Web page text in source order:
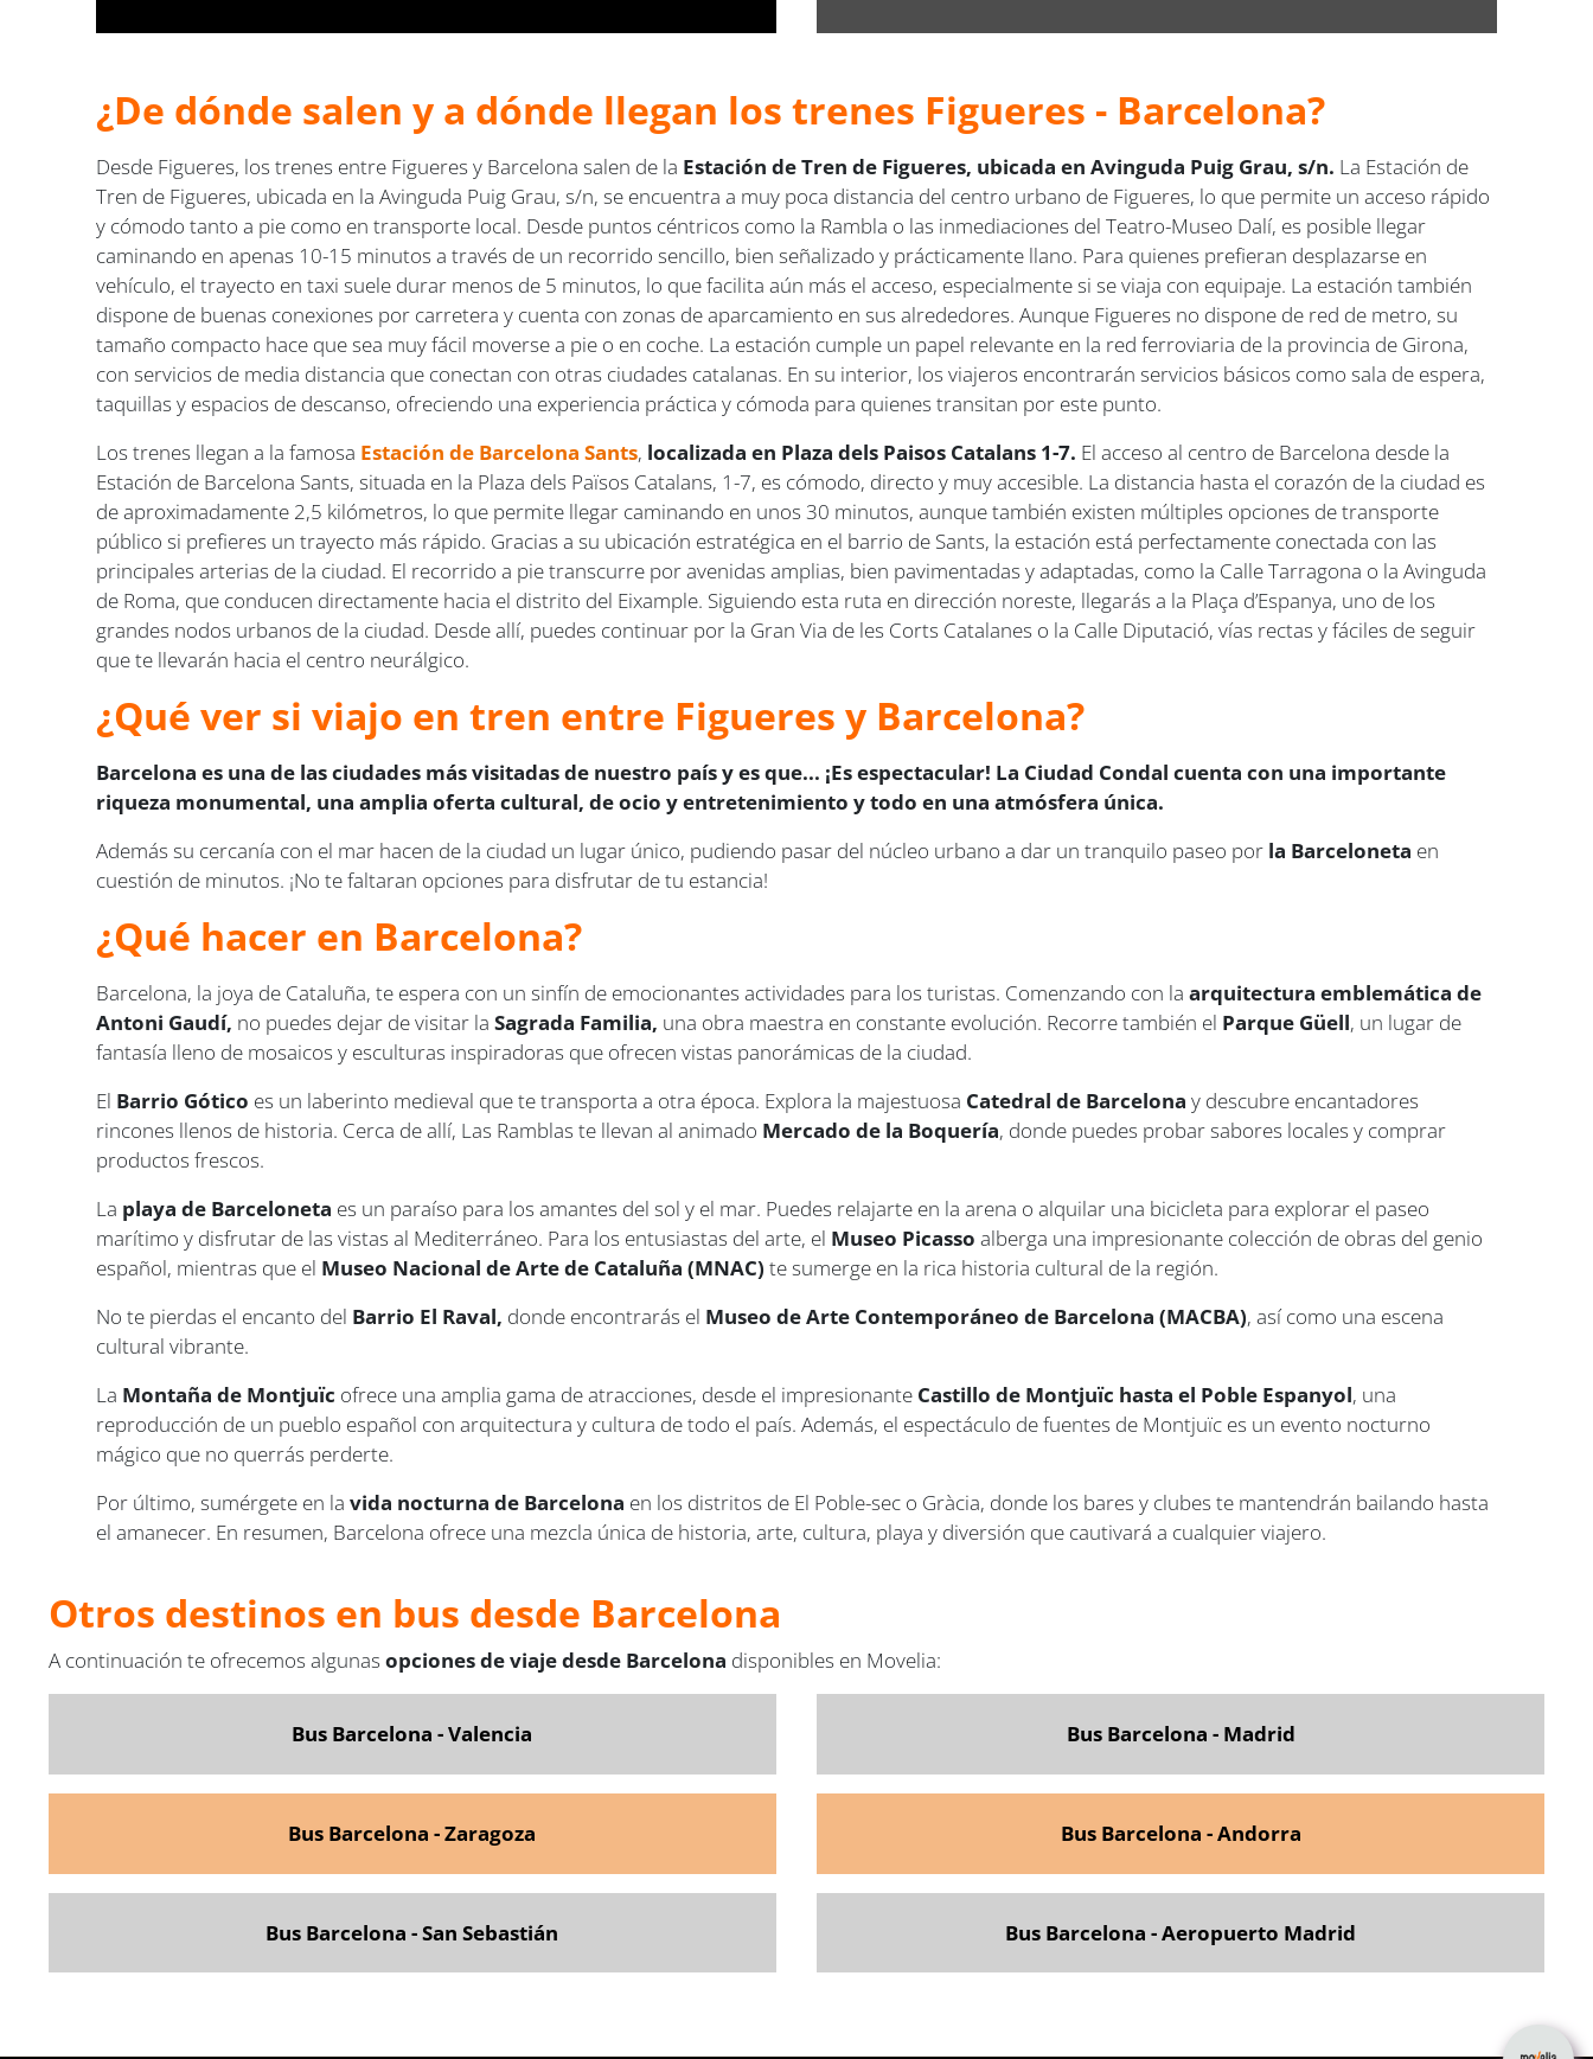
¿De dónde salen y a dónde llegan los trenes Figueres - Barcelona?
Desde Figueres, los trenes entre Figueres y Barcelona salen de la Estación de Tren de Figueres, ubicada en Avinguda Puig Grau, s/n. La Estación de
Tren de Figueres, ubicada en la Avinguda Puig Grau, s/n, se encuentra a muy poca distancia del centro urbano de Figueres, lo que permite un acceso rápido
y cómodo tanto a pie como en transporte local. Desde puntos céntricos como la Rambla o las inmediaciones del Teatro-Museo Dalí, es posible llegar
caminando en apenas 10-15 minutos a través de un recorrido sencillo, bien señalizado y prácticamente llano. Para quienes prefieran desplazarse en
vehículo, el trayecto en taxi suele durar menos de 5 minutos, lo que facilita aún más el acceso, especialmente si se viaja con equipaje. La estación también
dispone de buenas conexiones por carretera y cuenta con zonas de aparcamiento en sus alrededores. Aunque Figueres no dispone de red de metro, su
tamaño compacto hace que sea muy fácil moverse a pie o en coche. La estación cumple un papel relevante en la red ferroviaria de la provincia de Girona,
con servicios de media distancia que conectan con otras ciudades catalanas. En su interior, los viajeros encontrarán servicios básicos como sala de espera,
taquillas y espacios de descanso, ofreciendo una experiencia práctica y cómoda para quienes transitan por este punto.
Los trenes llegan a la famosa Estación de Barcelona Sants, localizada en Plaza dels Paisos Catalans 1-7. El acceso al centro de Barcelona desde la
Estación de Barcelona Sants, situada en la Plaza dels Països Catalans, 1-7, es cómodo, directo y muy accesible. La distancia hasta el corazón de la ciudad es
de aproximadamente 2,5 kilómetros, lo que permite llegar caminando en unos 30 minutos, aunque también existen múltiples opciones de transporte
público si prefieres un trayecto más rápido. Gracias a su ubicación estratégica en el barrio de Sants, la estación está perfectamente conectada con las
principales arterias de la ciudad. El recorrido a pie transcurre por avenidas amplias, bien pavimentadas y adaptadas, como la Calle Tarragona o la Avinguda
de Roma, que conducen directamente hacia el distrito del Eixample. Siguiendo esta ruta en dirección noreste, llegarás a la Plaça d’Espanya, uno de los
grandes nodos urbanos de la ciudad. Desde allí, puedes continuar por la Gran Via de les Corts Catalanes o la Calle Diputació, vías rectas y fáciles de seguir
que te llevarán hacia el centro neurálgico.
¿Qué ver si viajo en tren entre Figueres y Barcelona?
Barcelona es una de las ciudades más visitadas de nuestro país y es que... ¡Es espectacular! La Ciudad Condal cuenta con una importante
riqueza monumental, una amplia oferta cultural, de ocio y entretenimiento y todo en una atmósfera única.
Además su cercanía con el mar hacen de la ciudad un lugar único, pudiendo pasar del núcleo urbano a dar un tranquilo paseo por la Barceloneta en
cuestión de minutos. ¡No te faltaran opciones para disfrutar de tu estancia!
¿Qué hacer en Barcelona?
Barcelona, la joya de Cataluña, te espera con un sinfín de emocionantes actividades para los turistas. Comenzando con laarquitectura emblemática de
Antoni Gaudí, no puedes dejar de visitar laSagrada Familia, una obra maestra en constante evolución. Recorre también el Parque Güell, un lugar de
fantasía lleno de mosaicos y esculturas inspiradoras que ofrecen vistas panorámicas de la ciudad.
El Barrio Gótico es un laberinto medieval que te transporta a otra época. Explora la majestuosa Catedral de Barcelona y descubre encantadores
rincones llenos de historia. Cerca de allí, Las Ramblas te llevan al animado Mercado de la Boquería, donde puedes probar sabores locales y comprar
productos frescos.
La playa de Barceloneta es un paraíso para los amantes del sol y el mar. Puedes relajarte en la arena o alquilar una bicicleta para explorar el paseo
marítimo y disfrutar de las vistas al Mediterráneo. Para los entusiastas del arte, el Museo Picasso alberga una impresionante colección de obras del genio
español, mientras que el Museo Nacional de Arte de Cataluña (MNAC) te sumerge en la rica historia cultural de la región.
No te pierdas el encanto del Barrio El Raval, donde encontrarás el Museo de Arte Contemporáneo de Barcelona (MACBA), así como una escena
cultural vibrante.
La Montaña de Montjuïc ofrece una amplia gama de atracciones, desde el impresionante Castillo de Montjuïc hasta el Poble Espanyol, una
reproducción de un pueblo español con arquitectura y cultura de todo el país. Además, el espectáculo de fuentes de Montjuïc es un evento nocturno
mágico que no querrás perderte.
Por último, sumérgete en lavida nocturna de Barcelona en los distritos de El Poble-sec o Gràcia, donde los bares y clubes te mantendrán bailando hasta
el amanecer. En resumen, Barcelona ofrece una mezcla única de historia, arte, cultura, playa y diversión que cautivará a cualquier viajero.
Otros destinos en bus desde Barcelona
A continuación te ofrecemos algunas opciones de viaje desde Barcelona disponibles en Movelia:
Bus Barcelona - Valencia
Bus Barcelona - Zaragoza
Bus Barcelona - San Sebastián
Bus Barcelona - Madrid
Bus Barcelona - Andorra
Bus Barcelona - Aeropuerto Madrid